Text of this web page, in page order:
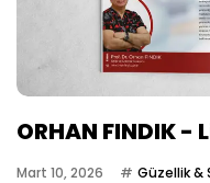
ORHAN FINDIK
Mart 10, 2026 Güzellik &